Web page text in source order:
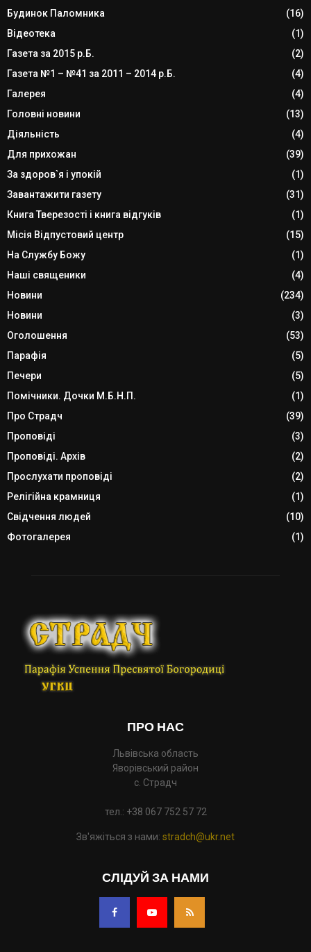
Будинок Паломника
(16)
Відеотека
(1)
Газета за 2015 р.Б.
(2)
Газета №1 – №41 за 2011 – 2014 р.Б.
(4)
Галерея
(4)
Головні новини
(13)
Діяльність
(4)
Для прихожан
(39)
За здоров`я і упокій
(1)
Завантажити газету
(31)
Книга Тверезості і книга відгуків
(1)
Місія Відпустовий центр
(15)
На Службу Божу
(1)
Наші священики
(4)
Новини
(234)
Новини
(3)
Оголошення
(53)
Парафія
(5)
Печери
(5)
Помічники. Дочки М.Б.Н.П.
(1)
Про Страдч
(39)
Проповіді
(3)
Проповіді. Архів
(2)
Прослухати проповіді
(2)
Релігійна крамниця
(1)
Свідчення людей
(10)
Фотогалерея
(1)
ПРО НАС
Львівська область
Яворівський район
с. Страдч
тел.: +38 067 752 57 72
Зв'яжіться з нами: stradch@ukr.net
СЛІДУЙ ЗА НАМИ